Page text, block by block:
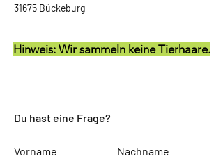
31675 Bückeburg
Hinweis: Wir sammeln keine Tierhaare.
Du hast eine Frage?
Vorname Nachname